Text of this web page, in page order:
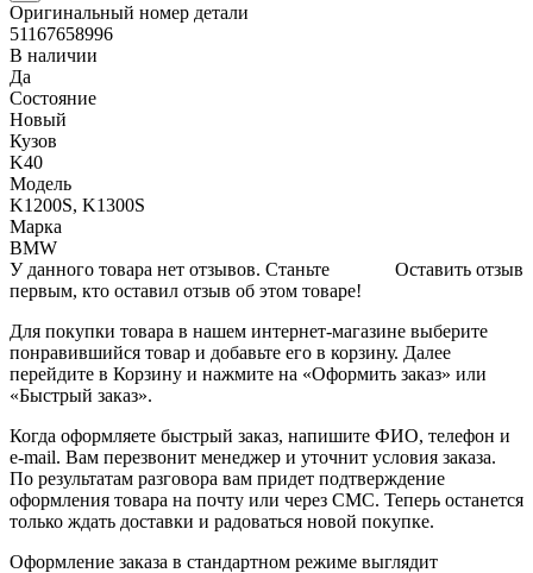
Оригинальный номер детали
51167658996
В наличии
Да
Состояние
Новый
Кузов
K40
Модель
K1200S, K1300S
Марка
BMW
Оставить отзыв
У данного товара нет отзывов. Станьте
первым, кто оставил отзыв об этом товаре!
Для покупки товара в нашем интернет-магазине выберите
понравившийся товар и добавьте его в корзину. Далее
перейдите в Корзину и нажмите на «Оформить заказ» или
«Быстрый заказ».
Когда оформляете быстрый заказ, напишите ФИО, телефон и
e-mail. Вам перезвонит менеджер и уточнит условия заказа.
По результатам разговора вам придет подтверждение
оформления товара на почту или через СМС. Теперь останется
только ждать доставки и радоваться новой покупке.
Оформление заказа в стандартном режиме выглядит